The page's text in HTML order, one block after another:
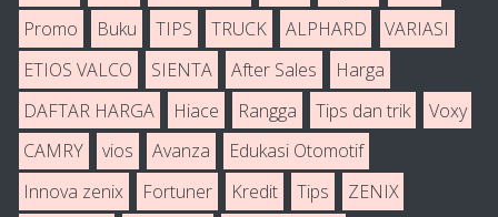
Promo
Buku TIPS TRUCK ALPHARD
VARIASI
ETIOS VALCO
SIENTA After Sales
Harga
DAFTAR HARGA
Hiace Rangga Tips dan trik
Voxy
CAMRY
vios Avanza
Edukasi Otomotif
Innova zenix
Fortuner Kredit Tips
ZENIX